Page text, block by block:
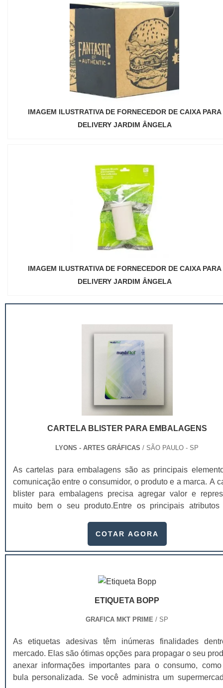
IMAGEM ILUSTRATIVA DE FORNECEDOR DE CAIXA PARA
DELIVERY JARDIM ÂNGELA
IMAGEM ILUSTRATIVA DE FORNECEDOR DE CAIXA PARA
DELIVERY JARDIM ÂNGELA
CARTELA BLISTER PARA EMBALAGENS
LYONS - ARTES GRÁFICAS / SÃO PAULO - SP
As cartelas para embalagens são as principais
comunicação entre o consumidor, o produto e a marca. A
blister para embalagens precisa agregar valor e
muito bem o seu produto.Entre os principais atributos
conveniência, facilidade de uso, conforto, segurança e
em produtos que requerem uma maior
pessoal;Cosméticos;Utilidades
eletrônicos;Encartelados;Entre outros. A
que impulsionam a venda do produto. Se a
estiver de acordo com o produto, não chamar a
quem o compra, a chance do consumidor não
produto é maior.Uma pesquisa mostrou ainda que
COTAR AGORA
ETIQUETA BOPP
GRAFICA MKT PRIME / SP
As etiquetas adesivas têm inúmeras finalidades
mercado. Elas são ótimas opções para propagar o seu
anexar informações importantes para o consumo,
bula personalizada. Se você administra um